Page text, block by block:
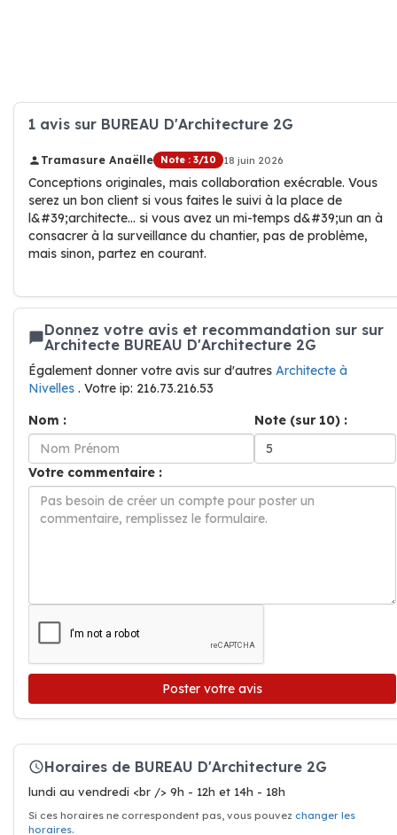
1 avis sur BUREAU D'Architecture 2G
Tramasure Anaëlle Note : 3/10 18 juin 2026
Conceptions originales, mais collaboration exécrable. Vous
serez un bon client si vous faites le suivi à la place de
l&#39;architecte... si vous avez un mi-temps d&#39;un an à
consacrer à la surveillance du chantier, pas de problème,
mais sinon, partez en courant.
Donnez votre avis et recommandation sur sur
Architecte BUREAU D'Architecture 2G
Également donner votre avis sur d'autres Architecte à
Nivelles . Votre ip: 216.73.216.53
Nom :
Note (sur 10) :
Votre commentaire :
Poster votre avis
Horaires de BUREAU D'Architecture 2G
lundi au vendredi <br /> 9h - 12h et 14h - 18h
Si ces horaires ne correspondent pas, vous pouvez changer les
horaires.